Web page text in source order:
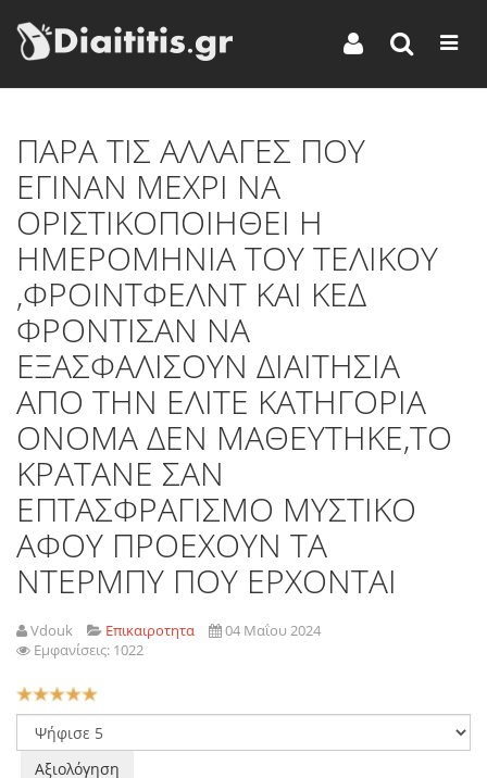
ΠΑΡΑ ΤΙΣ ΑΛΛΑΓΕΣ ΠΟΥ
ΕΓΙΝΑΝ ΜΕΧΡΙ ΝΑ
ΟΡΙΣΤΙΚΟΠΟΙΗΘΕΙ Η
ΗΜΕΡΟΜΗΝΙΑ ΤΟΥ ΤΕΛΙΚΟΥ
,ΦΡΟΙΝΤΦΕΛΝΤ ΚΑΙ ΚΕΔ
ΦΡΟΝΤΙΣΑΝ ΝΑ
ΕΞΑΣΦΑΛΙΣΟΥΝ ΔΙΑΙΤΗΣΙΑ
ΑΠΟ ΤΗΝ ΕΛΙΤΕ ΚΑΤΗΓΟΡΙΑ
ΟΝΟΜΑ ΔΕΝ ΜΑΘΕΥΤΗΚΕ,ΤΟ
ΚΡΑΤΑΝΕ ΣΑΝ
ΕΠΤΑΣΦΡΑΓΙΣΜΟ ΜΥΣΤΙΚΟ
ΑΦΟΥ ΠΡΟΕΧΟΥΝ ΤΑ
ΝΤΕΡΜΠΥ ΠΟΥ ΕΡΧΟΝΤΑΙ
Vdouk Επικαιροτητα
04 Μαΐου 2024
Εμφανίσεις: 1022
Αξιολόγηση
Χρήστη:5/5
Παρακαλώ
αξιολογήστε